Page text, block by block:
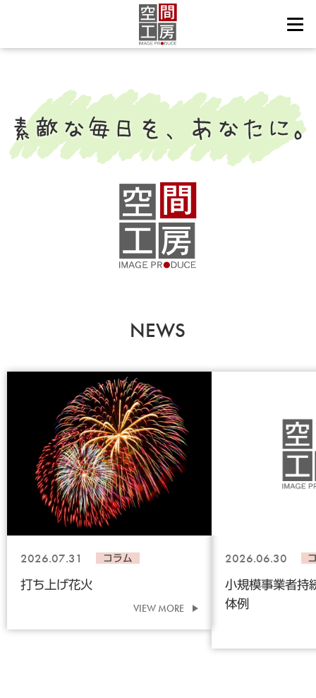
NEWS
2026.07.31 コラム
打ち上げ花火
VIEW MORE
2026.06.30
小規模事業者持
体例